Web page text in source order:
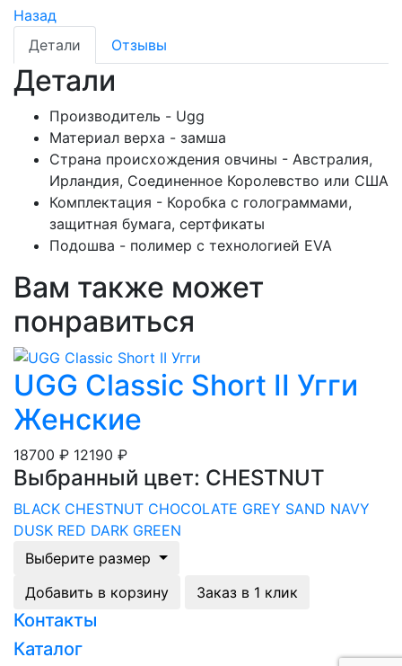
Назад
Детали
Отзывы
Детали
Производитель - Ugg
Материал верха - замша
Страна происхождения овчины - Австралия,
Ирландия, Соединенное Королевство или США
Комплектация - Коробка с голограммами,
защитная бумага, сертфикаты
Подошва - полимер с технологией EVA
Вам также может
понравиться
UGG Classic Short II Угги
Женские
18700 ₽ 12190 ₽
Выбранный цвет: CHESTNUT
BLACK CHESTNUT CHOCOLATE GREY SAND NAVY
DUSK RED DARK GREEN
Выберите размер
Добавить в корзину
Заказ в 1 клик
Загрузка...
Контакты
Каталог